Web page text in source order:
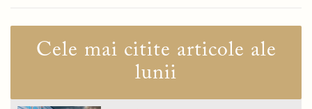
Cele mai citite articole ale
lunii